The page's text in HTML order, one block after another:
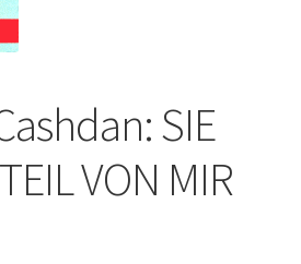
SIE
VON MIR